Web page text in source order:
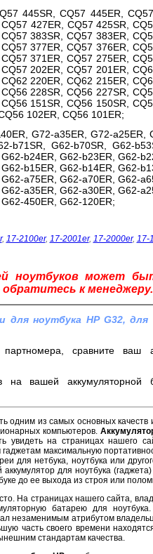
445SR, CQ57 445ER,
427ER, CQ57 425SR,
383SR, CQ57 383ER,
377ER, CQ57 376ER,
371ER, CQ57 275ER,
202ER, CQ57 201ER,
220ER, CQ62 215ER,
228SR, CQ56 227SR,
151SR, CQ56 150SR,
102ER, CQ56 101ER;
G72-a35ER, G72-a25ER,
b71SR, G62-b70SR, G62-
b24ER, G62-b23ER, G62-
b15ER, G62-b14ER, G62-
a75ER, G62-a70ER, G62-
a35ER, G62-a30ER, G62-
450ER, G62-120ER;
, 17-2100er, 17-2001er, 17-2000er, 17-
ноутбуков может
к менеджеру.
для ноутбука HP G32,
сравните ваш
на вашей аккумуляторной
одним из самых основных качеств
компьютеров.
увидеть на страницах нашего
максимальную
для нетбука, ноутбука или
для ноутбука
до ее выхода из строя или
На страницах нашего сайта,
батарею для
незаменимым атрибутом
часть своего времени
стандартам качества.